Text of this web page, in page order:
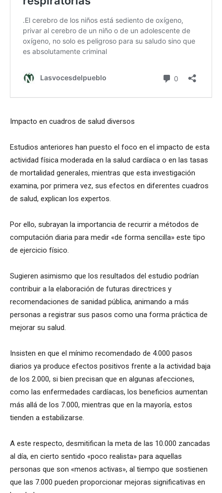
Impacto en cuadros de salud diversos
Estudios anteriores han puesto el foco en el impacto de esta
actividad física moderada en la salud cardíaca o en las tasas
de mortalidad generales, mientras que esta investigación
examina, por primera vez, sus efectos en diferentes cuadros
de salud, explican los expertos.
Por ello, subrayan la importancia de recurrir a métodos de
computación diaria para medir «de forma sencilla» este tipo
de ejercicio físico.
Sugieren asimismo que los resultados del estudio podrían
contribuir a la elaboración de futuras directrices y
recomendaciones de sanidad pública, animando a más
personas a registrar sus pasos como una forma práctica de
mejorar su salud.
Insisten en que el mínimo recomendado de 4.000 pasos
diarios ya produce efectos positivos frente a la actividad baja
de los 2.000, si bien precisan que en algunas afecciones,
como las enfermedades cardíacas, los beneficios aumentan
más allá de los 7.000, mientras que en la mayoría, estos
tienden a estabilizarse.
A este respecto, desmitifican la meta de las 10.000 zancadas
al día, en cierto sentido «poco realista» para aquellas
personas que son «menos activas», al tiempo que sostienen
que las 7.000 pueden proporcionar mejoras significativas en